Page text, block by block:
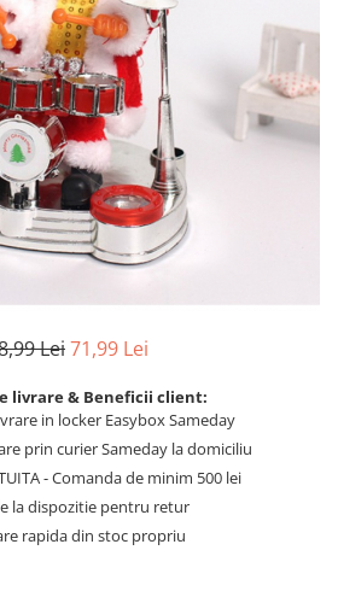
Lei71,99 Lei
livrare & Beneficii client:
in locker Easybox Sameday
prin curier Sameday la domiciliu
- Comanda de minim 500 lei
la dispozitie pentru retur
rapida din stoc propriu